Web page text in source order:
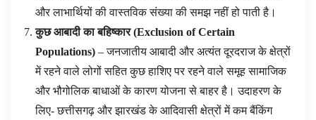
और लाभार्थियों की वास्तविक संख्या की समझ नहीं हो पाती है।
कुछ आबादी का बहिष्कार(Exclusion of Certain
Populations) – जनजातीय आबादी और अत्यंत दूरदराज के क्षेत्रों
में रहने वाले लोगों सहित कुछ हाशिए पर रहने वाले समूह सामाजिक
और भौगोलिक बाधाओं के कारण योजना से बाहर है। उदाहरण के
लिए- छत्तीसगढ़ और झारखंड के आदिवासी क्षेत्रों में कम बैंकिंग